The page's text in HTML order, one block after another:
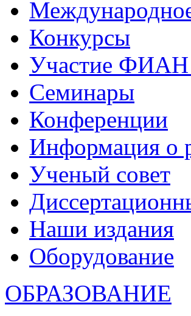
Конкурсы
Участие
Семинары
Конференции
Информация о
Ученый совет
Наши издания
Оборудование
ОБРАЗОВАНИЕ